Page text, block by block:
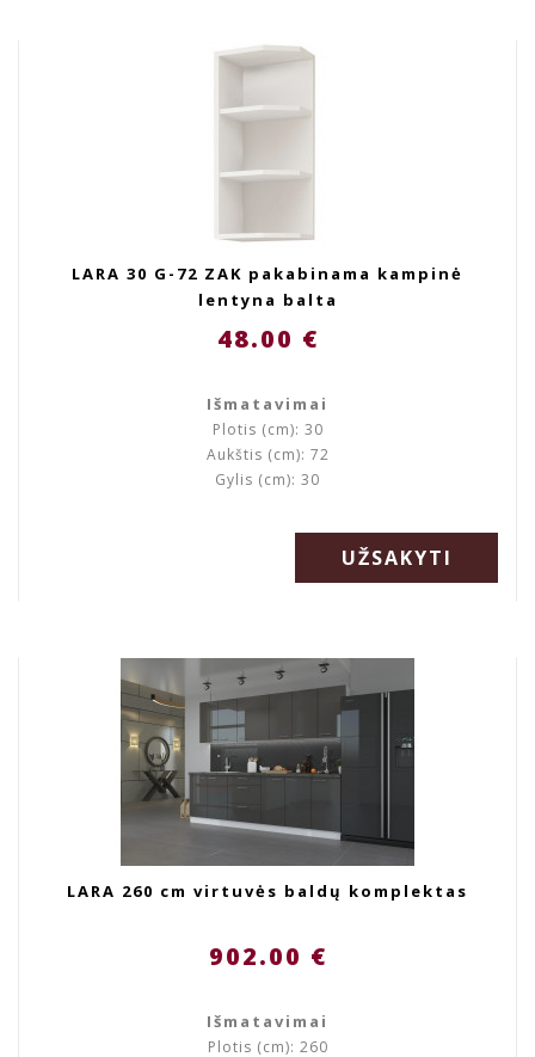
LARA 30 G-72 ZAK pakabinama kampinė
lentyna balta
48.00 €
Išmatavimai
Plotis (cm): 30
Aukštis (cm): 72
Gylis (cm): 30
UŽSAKYTI
LARA 260 cm virtuvės baldų komplektas
902.00 €
Išmatavimai
Plotis (cm): 260